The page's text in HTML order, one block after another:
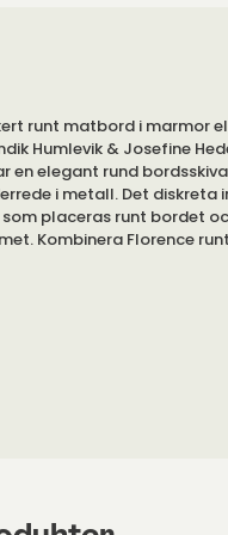
runt matbord i marmor
Humlevik & Josefine
en elegant rund
i metall. Det diskreta
placeras runt bordet
Kombinera Florence